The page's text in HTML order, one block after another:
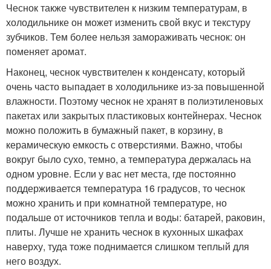
Чеснок также чувствителен к низким температурам, в
холодильнике он может изменить свой вкус и текстуру
зубчиков. Тем более нельзя замораживать чеснок: он
поменяет аромат.
Наконец, чеснок чувствителен к конденсату, который
очень часто выпадает в холодильнике из-за повышенной
влажности. Поэтому чеснок не хранят в полиэтиленовых
пакетах или закрытых пластиковых контейнерах. Чеснок
можно положить в бумажный пакет, в корзину, в
керамическую емкость с отверстиями. Важно, чтобы
вокруг было сухо, темно, а температура держалась на
одном уровне. Если у вас нет места, где постоянно
поддерживается температура 16 градусов, то чеснок
можно хранить и при комнатной температуре, но
подальше от источников тепла и воды: батарей, раковин,
плиты. Лучше не хранить чеснок в кухонных шкафах
наверху, туда тоже поднимается слишком теплый для
него воздух.